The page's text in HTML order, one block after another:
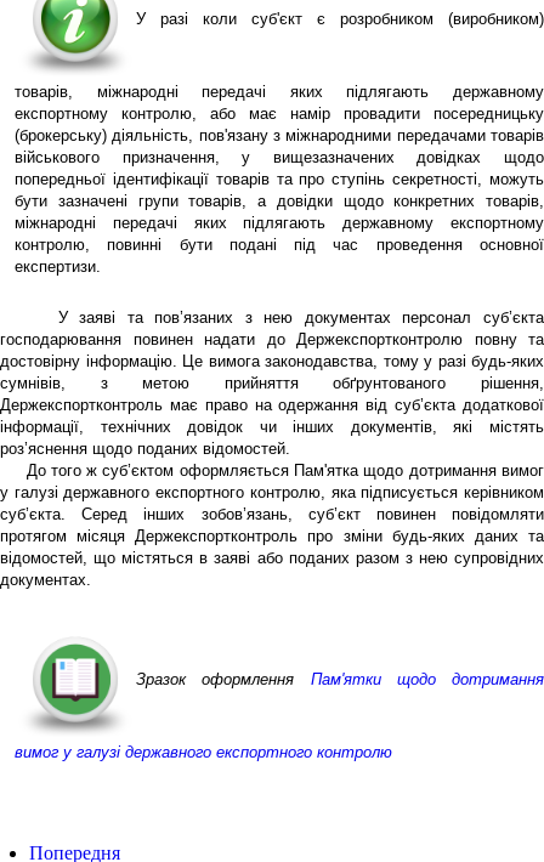
У разі коли суб'єкт є розробником (виробником)
товарів, міжнародні передачі яких підлягають державному
експортному контролю, або має намір провадити посередницьку
(брокерську) діяльність, пов'язану з міжнародними передачами товарів
військового призначення, у вищезазначених довідках щодо
попередньої ідентифікації товарів та про ступінь секретності, можуть
бути зазначені групи товарів, а довідки щодо конкретних товарів,
міжнародні передачі яких підлягають державному експортному
контролю, повинні бути подані під час проведення основної
експертизи.
У заяві та пов’язаних з нею документах персонал суб’єкта
господарювання повинен надати до Держекспортконтролю повну та
достовірну інформацію. Це вимога законодавства, тому у разі будь-яких
сумнівів, з метою прийняття обґрунтованого рішення,
Держекспортконтроль має право на одержання від суб’єкта додаткової
інформації, технічних довідок чи інших документів, які містять
роз’яснення щодо поданих відомостей.
До того ж суб’єктом оформляється Пам'ятка щодо дотримання вимог
у галузі державного експортного контролю, яка підписується керівником
суб’єкта. Серед інших зобов’язань, суб’єкт повинен повідомляти
протягом місяця Держекспортконтроль про зміни будь-яких даних та
відомостей, що містяться в заяві або поданих разом з нею супровідних
документах.
Зразок оформлення Пам'ятки щодо дотримання
вимог у галузі державного експортного контролю
Попередня